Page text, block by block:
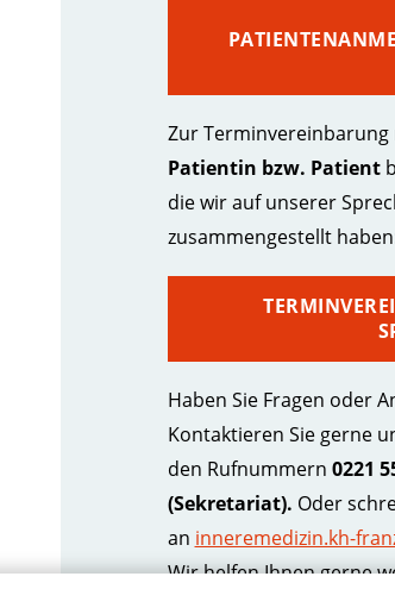
Zur Terminvereinbarung
Patientin bzw. Patient
die wir auf unserer
zusammengestellt
Haben Sie Fragen oder
Kontaktieren Sie gerne
den Rufnummern 0221
(Sekretariat). Oder
an inneremedizin.kh-
Wir helfen Ihnen gerne